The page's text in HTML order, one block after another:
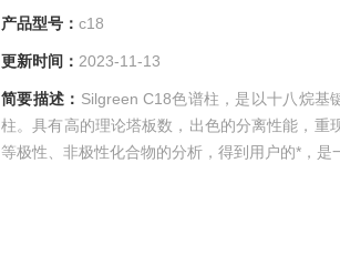
产品型号： c18
更新时间： 2023-11-13
简要描述： Silgreen C18色谱柱，是以十八烷基
柱。具有高的理论塔板数，出色的分离性能，重
等极性、非极性化合物的分析，得到用户的*，是